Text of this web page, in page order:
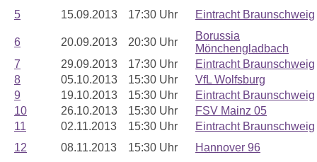
5
15.09.2013 17:30 Uhr Eintracht Braunschweig
6 20.09.2013 20:30 Uhr
Borussia
Mönchengladbach
7
29.09.2013 17:30 Uhr
Eintracht Braunschweig
8
05.10.2013 15:30 Uhr
VfL Wolfsburg
9
19.10.2013 15:30 Uhr
Eintracht Braunschweig
10
26.10.2013 15:30 Uhr
FSV Mainz 05
11
02.11.2013 15:30 Uhr
Eintracht Braunschweig
12
08.11.2013 15:30 Uhr
Hannover 96